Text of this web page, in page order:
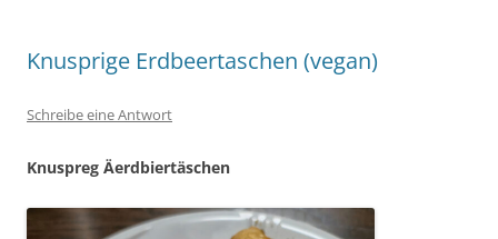
Knusprige Erdbeertaschen (vegan)
Schreibe eine Antwort
Knuspreg Äerdbiertäschen